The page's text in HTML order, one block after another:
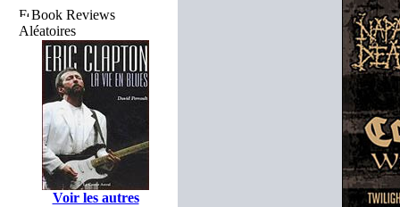
Book Reviews
Aléatoires
Voir les autres